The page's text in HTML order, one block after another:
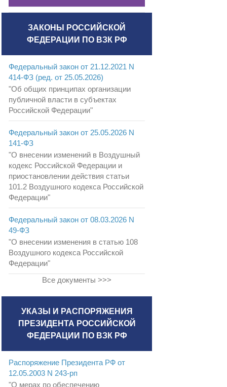
ЗАКОНЫ РОССИЙСКОЙ
ФЕДЕРАЦИИ ПО ВЗК РФ
Федеральный закон от 21.12.2021 N
414-ФЗ (ред. от 25.05.2026)
"Об общих принципах организации
публичной власти в субъектах
Российской Федерации"
Федеральный закон от 25.05.2026 N
141-ФЗ
"О внесении изменений в Воздушный
кодекс Российской Федерации и
приостановлении действия статьи
101.2 Воздушного кодекса Российской
Федерации"
Федеральный закон от 08.03.2026 N
49-ФЗ
"О внесении изменения в статью 108
Воздушного кодекса Российской
Федерации"
Все документы >>>
УКАЗЫ И РАСПОРЯЖЕНИЯ
ПРЕЗИДЕНТА РОССИЙСКОЙ
ФЕДЕРАЦИИ ПО ВЗК РФ
Распоряжение Президента РФ от
12.05.2003 N 243-рп
"О мерах по обеспечению